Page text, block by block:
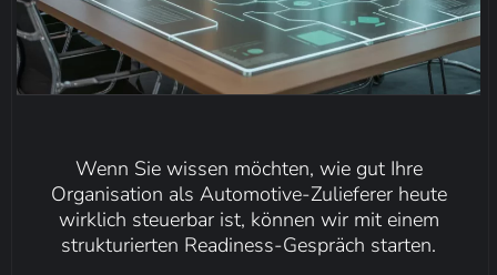
Wenn Sie wissen möchten, wie gut Ihre
Organisation als Automotive-Zulieferer heute
wirklich steuerbar ist, können wir mit einem
strukturierten Readiness-Gespräch starten.